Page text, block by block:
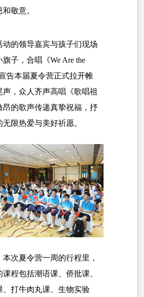
和敬意。
动的领导嘉宾与孩子们现场
子，合唱《We Are the
告本届夏令营正式拉开帷
声，众人齐声高唱《歌唱祖
昂的歌声传递真挚祝福，抒
限热爱与美好祈愿。
本次夏令营一周的行程里，
程包括潮语课、侨批课、
、打牛肉丸课、生物实验